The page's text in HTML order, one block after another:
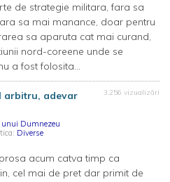
de strategie militara, fara sa
sa mai manance, doar pentru
sa aparuta cat mai curand,
nord-coreene unde se
a fost folosita...
arbitru, adevar
Dumnezeu
Diverse
3.256 vizualizări
acum catva timp ca
cel mai de pret dar primit de